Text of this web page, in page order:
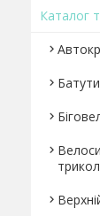
Каталог
Батути